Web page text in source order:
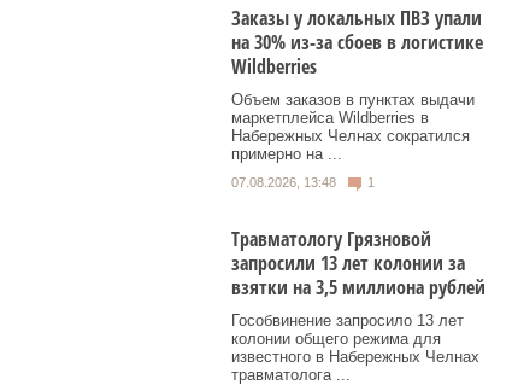
Заказы у локальных ПВЗ упали
на 30% из-за сбоев в логистике
Wildberries
Объем заказов в пунктах выдачи
маркетплейса Wildberries в
Набережных Челнах сократился
примерно на ...
07.08.2026, 13:48 1
Травматологу Грязновой
запросили 13 лет колонии за
взятки на 3,5 миллиона рублей
Гособвинение запросило 13 лет
колонии общего режима для
известного в Набережных Челнах
травматолога ...